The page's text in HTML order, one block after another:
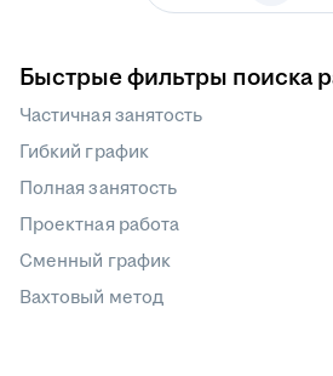
Быстрые фильтры поиска
Частичная занятость
Гибкий график
Полная занятость
Проектная работа
Сменный график
Вахтовый метод